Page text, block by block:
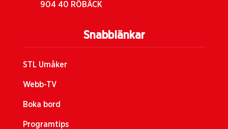
Snabblänkar
STL Umåker
Webb-TV
Boka bord
Programtips
904 40 RÖBÄCK